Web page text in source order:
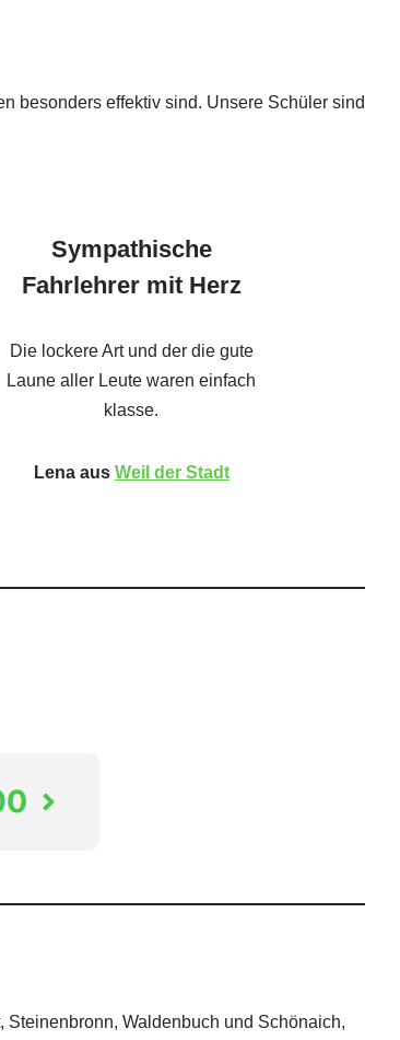
besonders effektiv sind. Unsere Schüler sind
Sympathische
Fahrlehrer mit Herz
Die lockere Art und der die gute
Laune aller Leute waren einfach
klasse.
Lena aus Weil der Stadt
Steinenbronn, Waldenbuch und Schönaich,